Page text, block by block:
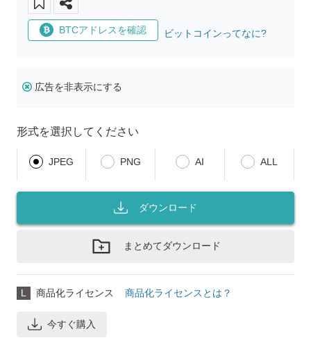
BTCアドレスを確認 ビットコインってなに?
広告を非表示にする
形式を選択してください
JPEG PNG AI ALL
ダウンロード
まとめてダウンロード
L 商品化ライセンス 商品化ライセンスとは？
今すぐ購入